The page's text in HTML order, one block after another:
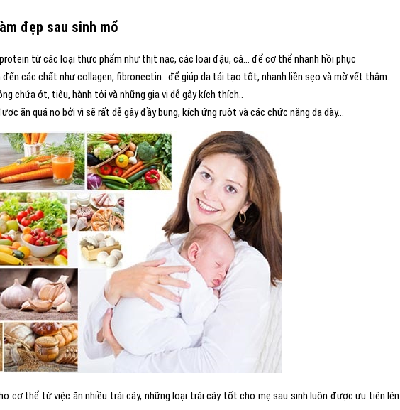
đẹp sau sinh mổ
từ các loại thực phẩm như thịt nạc, các loại đậu, cá… để cơ thể nhanh hồi phục
đến các chất như collagen, fibronectin…để giúp da tái tạo tốt, nhanh liền sẹo và mờ vết thâm.
chứa ớt, tiêu, hành tỏi và những gia vị dễ gây kích thích..
ăn quá no bởi vì sẽ rất dễ gây đầy bụng, kích ứng ruột và các chức năng dạ dày…
cơ thể từ việc ăn nhiều trái cây, những loại trái cây tốt cho mẹ sau sinh luôn được ưu tiên lên